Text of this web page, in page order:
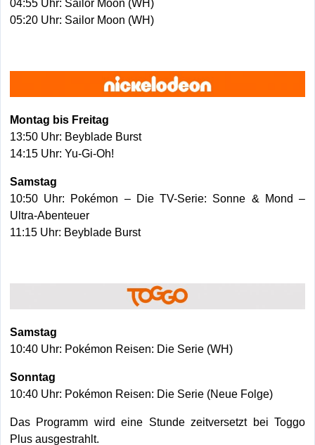
04:55 Uhr: Sailor Moon (WH)
05:20 Uhr: Sailor Moon (WH)
Montag bis Freitag
13:50 Uhr: Beyblade Burst
14:15 Uhr: Yu-Gi-Oh!
Samstag
10:50 Uhr: Pokémon – Die TV-Serie: Sonne & Mond –
Ultra-Abenteuer
11:15 Uhr: Beyblade Burst
Samstag
10:40 Uhr: Pokémon Reisen: Die Serie (WH)
Sonntag
10:40 Uhr: Pokémon Reisen: Die Serie (Neue Folge)
Das Programm wird eine Stunde zeitversetzt bei Toggo
Plus ausgestrahlt.